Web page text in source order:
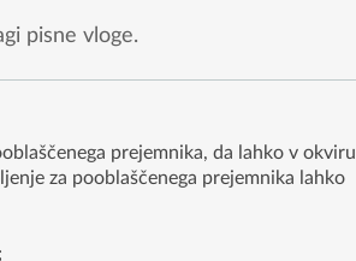
pisne vloge.
prejemnika, da lahko v okviru
za pooblaščenega prejemnika lahko